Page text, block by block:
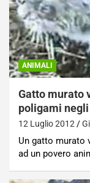
ANIMALI
Gatto murato
poligami negli
12 Luglio 2012
Un gatto murato
ad un povero